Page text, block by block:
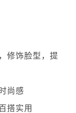
修饰脸型，提
尚感
搭实用